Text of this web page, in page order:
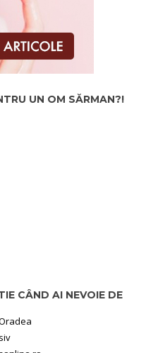
UN OM SĂRMAN?!
CÂND AI NEVOIE DE